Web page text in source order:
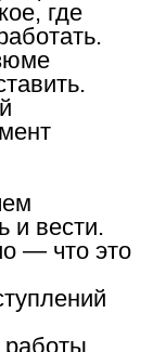
где
и вести.
— что это
работы